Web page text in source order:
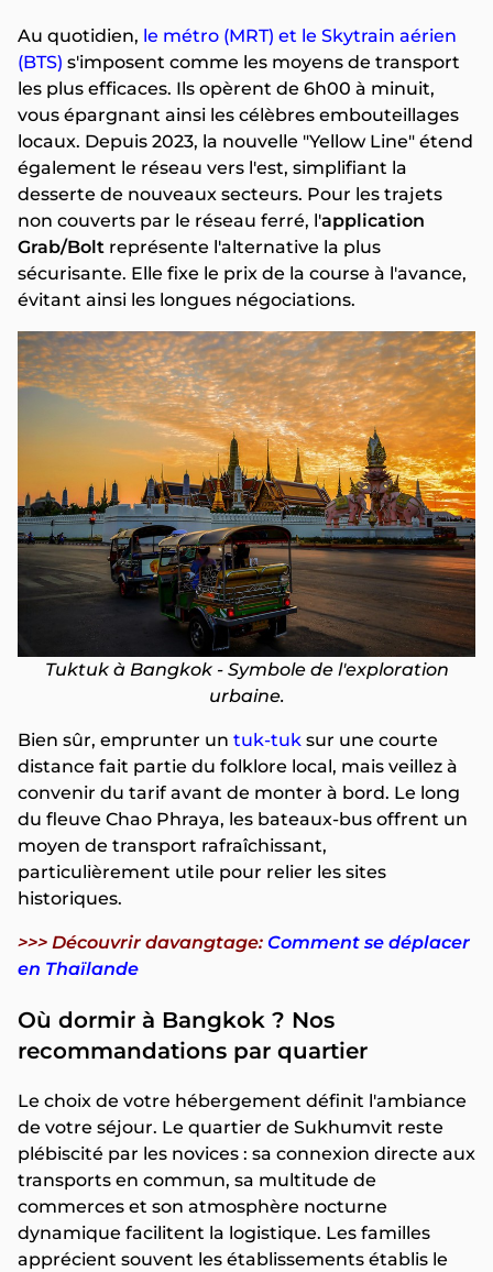
Au quotidien, le métro (MRT) et le Skytrain aérien
(BTS) s'imposent comme les moyens de transport
les plus efficaces. Ils opèrent de 6h00 à minuit,
vous épargnant ainsi les célèbres embouteillages
locaux. Depuis 2023, la nouvelle "Yellow Line" étend
également le réseau vers l'est, simplifiant la
desserte de nouveaux secteurs. Pour les trajets
non couverts par le réseau ferré, l'application
Grab/Bolt représente l'alternative la plus
sécurisante. Elle fixe le prix de la course à l'avance,
évitant ainsi les longues négociations.
Tuktuk à Bangkok - Symbole de l'exploration
urbaine.
Bien sûr, emprunter un tuk-tuk sur une courte
distance fait partie du folklore local, mais veillez à
convenir du tarif avant de monter à bord. Le long
du fleuve Chao Phraya, les bateaux-bus offrent un
moyen de transport rafraîchissant,
particulièrement utile pour relier les sites
historiques.
>>> Découvrir davangtage: Comment se déplacer
en Thaïlande
Où dormir à Bangkok ? Nos
recommandations par quartier
Le choix de votre hébergement définit l'ambiance
de votre séjour. Le quartier de Sukhumvit reste
plébiscité par les novices : sa connexion directe aux
transports en commun, sa multitude de
commerces et son atmosphère nocturne
dynamique facilitent la logistique. Les familles
apprécient souvent les établissements établis le